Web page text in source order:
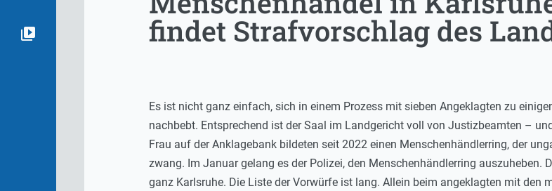
findet Strafvorschlag des
Es ist nicht ganz einfach, sich in einem Prozess mit sieben Angeklagten zu
nachbebt. Entsprechend ist der Saal im Landgericht voll von Justizbeamten –
Frau auf der Anklagebank bildeten seit 2022 einen Menschenhändlerring, der
zwang. Im Januar gelang es der Polizei, den Menschenhändlerring
ganz Karlsruhe. Die Liste der Vorwürfe ist lang. Allein beim angeklagten mit den